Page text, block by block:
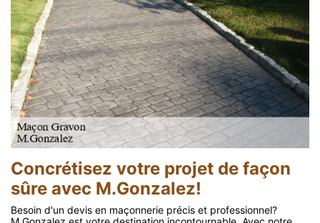
Concrétisez votre projet de façon
sûre avec M.Gonzalez!
Besoin d'un devis en maçonnerie précis et professionnel?